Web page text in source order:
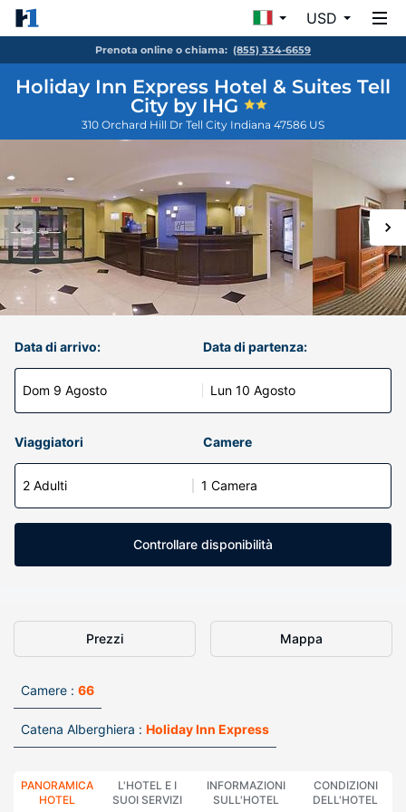
USD
Prenota online o chiama: (855) 334-6659
Holiday Inn Express Hotel & Suites Tell
City by IHG
310 Orchard Hill Dr Tell City Indiana 47586 US
Data di arrivo:
Dom 9 Agosto
Data di partenza:
Lun 10 Agosto
Viaggiatori Camere
2 Adulti 1 Camera
Controllare disponibilità
Prezzi Mappa
Camere : 66
Catena Alberghiera : Holiday Inn Express
PANORAMICA
HOTEL
L'HOTEL E I
SUOI SERVIZI
INFORMAZIONI
SULL'HOTEL
CONDIZIONI
DELL'HOTEL